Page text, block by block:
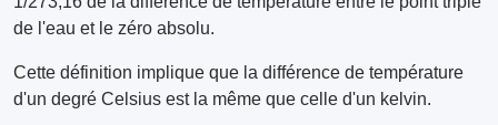
de l'eau et le zéro absolu.
Cette définition implique que la différence de température
d'un degré Celsius est la même que celle d'un kelvin.